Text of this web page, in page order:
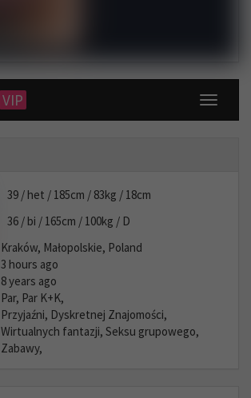
Toggle
VIP
39 / het / 185cm / 83kg / 18cm
36 / bi / 165cm / 100kg / D
Kraków, Małopolskie, Poland
3 hours ago
8 years ago
Par, Par K+K,
Przyjaźni, Dyskretnej Znajomości,
Wirtualnych fantazji, Seksu grupowego,
Zabawy,